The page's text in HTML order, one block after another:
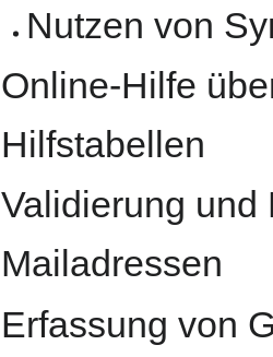
Nutzen von
Online-Hilfe
Hilfstabellen
Validierung und
Mailadressen
Erfassung von